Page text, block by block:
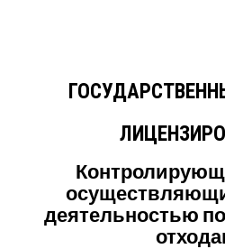
деятельностью